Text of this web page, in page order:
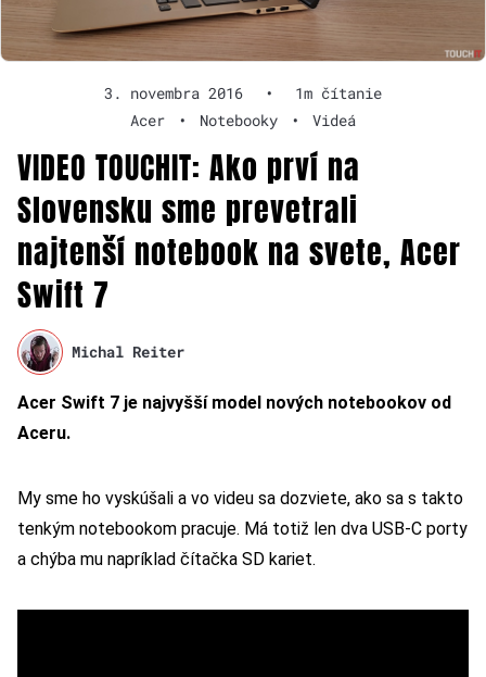
3. novembra 2016 •
1m čítanie
Acer
• Notebooky • Videá
VIDEO TOUCHIT: Ako prví na
Slovensku sme prevetrali
najtenší notebook na svete, Acer
Swift 7
Michal Reiter
Acer Swift 7 je najvyšší model nových notebookov od
Aceru.
My sme ho vyskúšali a vo videu sa dozviete, ako sa s takto
tenkým notebookom pracuje. Má totiž len dva USB-C porty
a chýba mu napríklad čítačka SD kariet.